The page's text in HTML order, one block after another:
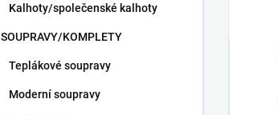
Kalhoty/společenské kalhoty
SOUPRAVY/KOMPLETY
Teplákové soupravy
Moderní soupravy